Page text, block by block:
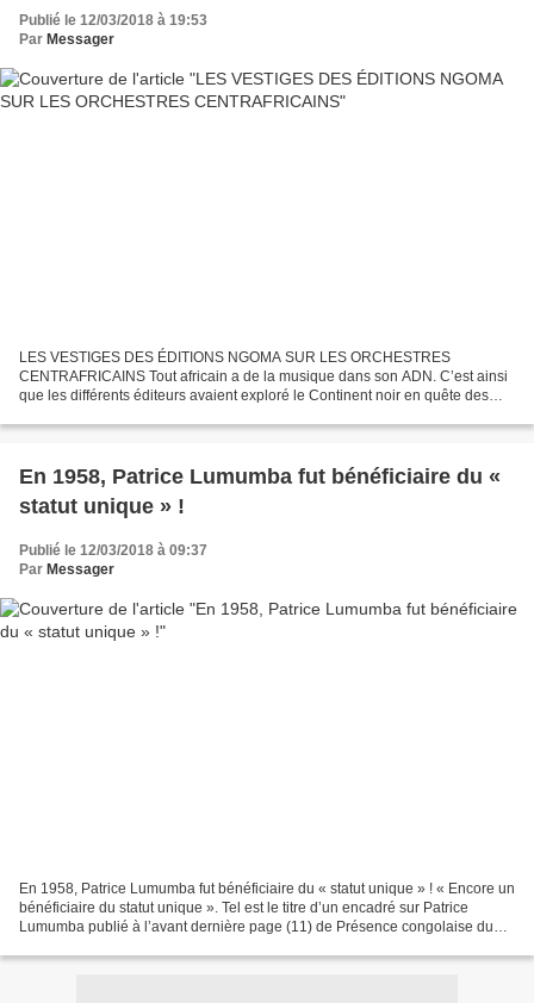
Publié le 12/03/2018 à 19:53
Par Messager
LES VESTIGES DES ÉDITIONS NGOMA SUR LES ORCHESTRES
CENTRAFRICAINS Tout africain a de la musique dans son ADN. C’est ainsi
que les différents éditeurs avaient exploré le Continent noir en quête des
En 1958, Patrice Lumumba fut bénéficiaire du «
statut unique » !
Publié le 12/03/2018 à 09:37
Par Messager
En 1958, Patrice Lumumba fut bénéficiaire du « statut unique » ! « Encore un
bénéficiaire du statut unique ». Tel est le titre d’un encadré sur Patrice
Lumumba publié à l’avant dernière page (11) de Présence congolaise du